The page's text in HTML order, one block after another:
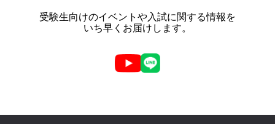
受験生向けのイベントや入試に関する情報を
いち早くお届けします。